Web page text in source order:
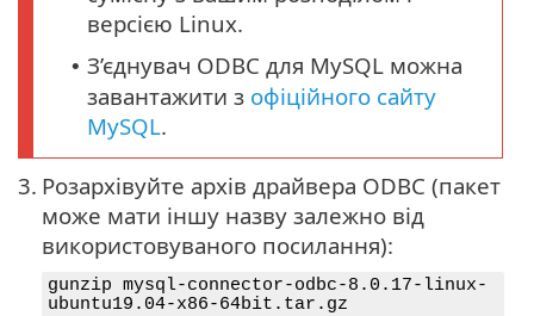
версією Linux.
• З’єднувач ODBC для MySQL можна
завантажити з офіційного сайту
MySQL.
3. Розархівуйте архів драйвера ODBC (пакет
може мати іншу назву залежно від
використовуваного посилання):
gunzip mysql-connector-odbc-8.0.17-linux-
ubuntu19.04-x86-64bit.tar.gz